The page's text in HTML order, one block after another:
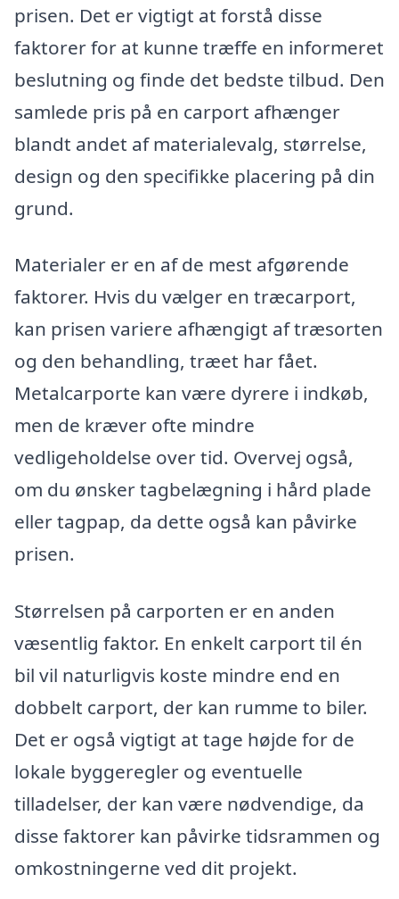
prisen. Det er vigtigt at forstå disse
faktorer for at kunne træffe en informeret
beslutning og finde det bedste tilbud. Den
samlede pris på en carport afhænger
blandt andet af materialevalg, størrelse,
design og den specifikke placering på din
grund.
Materialer er en af de mest afgørende
faktorer. Hvis du vælger en træcarport,
kan prisen variere afhængigt af træsorten
og den behandling, træet har fået.
Metalcarporte kan være dyrere i indkøb,
men de kræver ofte mindre
vedligeholdelse over tid. Overvej også,
om du ønsker tagbelægning i hård plade
eller tagpap, da dette også kan påvirke
prisen.
Størrelsen på carporten er en anden
væsentlig faktor. En enkelt carport til én
bil vil naturligvis koste mindre end en
dobbelt carport, der kan rumme to biler.
Det er også vigtigt at tage højde for de
lokale byggeregler og eventuelle
tilladelser, der kan være nødvendige, da
disse faktorer kan påvirke tidsrammen og
omkostningerne ved dit projekt.